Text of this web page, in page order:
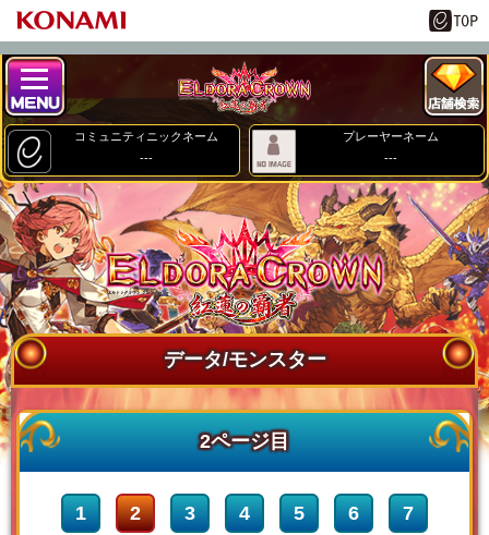
コミュニティニックネーム
---
プレーヤーネーム
---
データ/モンスター
2ページ目
1 2 3 4 5 6 7